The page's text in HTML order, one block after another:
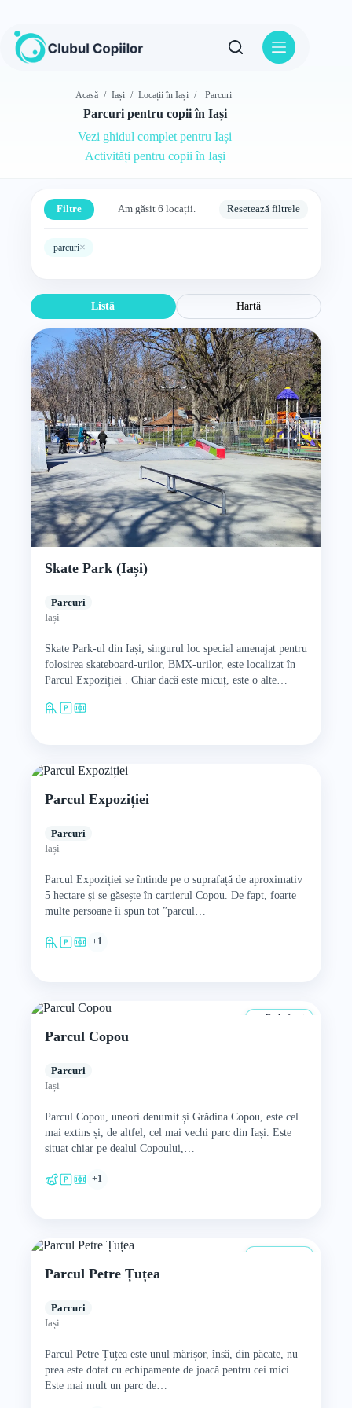
conținut
Acasă / Iași / Locații în Iași / Parcuri
Parcuri pentru copii în Iași
Vezi ghidul complet pentru Iași
Activități pentru copii în Iași
Filtre Am găsit 6 locații. Resetează filtrele
parcuri×
Listă Hartă
Skate Park (Iași)
Parcuri
Iași
Skate Park-ul din Iași, singurul loc special amenajat pentru
folosirea skateboard-urilor, BMX-urilor, este localizat în
Parcul Expoziției . Chiar dacă este micuț, este o alte
Parcul Expoziției
Parcuri
Iași
Parcul Expoziției se întinde pe o suprafață de aproximativ
5 hectare și se găsește în cartierul Copou. De fapt, foarte
multe persoane îi spun tot ”parcul…
+1
De la 0 ani
Parcul Copou
Parcuri
Iași
Parcul Copou, uneori denumit și Grădina Copou, este cel
mai extins și, de altfel, cel mai vechi parc din Iași. Este
situat chiar pe dealul Copoului,…
+1
De la 0 ani
Parcul Petre Țuțea
Parcuri
Iași
Parcul Petre Țuțea este unul mărișor, însă, din păcate, nu
prea este dotat cu echipamente de joacă pentru cei mici.
Este mai mult un parc de…